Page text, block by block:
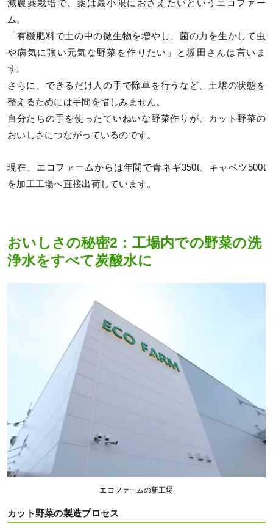
減農薬栽培で、薬は最小限におさえたいというエコファー
ム。
「有機肥料で土の中の微生物を増やし、菌の力を生かして虫
や病気に強い元気な野菜を作りたい」と坂田さんは言いま
す。
さらに、できるだけ人の手で除草を行うなど、土壌の状態を
整えるためには手間を惜しみません。
自分たちの手を使ったていねいな野菜作りが、カット野菜の
おいしさにつながっているのです。
現在、エコファームからは年間で青ネギ350t、キャベツ500t
を加工工場へ直接出荷しています。
おいしさの秘密2：工場内での野菜の洗
浄水をすべて炭酸水に
エコファームの新工場
カット野菜の製造プロセス